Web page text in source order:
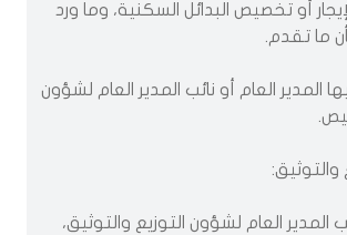
أو تخصيص البدائل السكنية، وما ورد
ما تقدم.
المدير العام أو نائب المدير العام لشؤون
المدير العام لشؤون التوزيع والتوثيق،